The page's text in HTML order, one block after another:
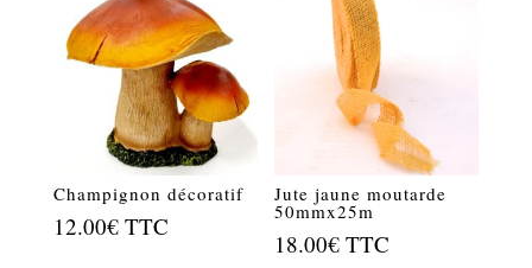
Champignon décoratif
12.00€ TTC
Jute jaune moutarde
50mmx25m
18.00€ TTC